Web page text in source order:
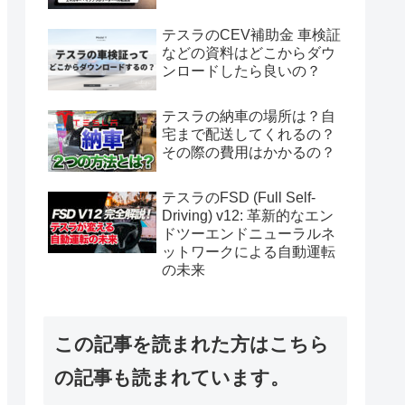
テスラのCEV補助金 車検証
などの資料はどこからダウ
ンロードしたら良いの？
テスラの納車の場所は？自
宅まで配送してくれるの？
その際の費用はかかるの？
テスラのFSD (Full Self-
Driving) v12: 革新的なエン
ドツーエンドニューラルネ
ットワークによる自動運転
の未来
この記事を読まれた方はこちら
の記事も読まれています。